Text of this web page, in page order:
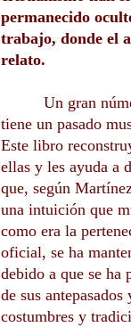
permanecido
trabajo, donde el
relato.
Un gran
tiene un pasado
Este libro
ellas y les ayuda a
que, según
una intuición que
como era la
oficial, se ha
debido a que se ha
de sus
costumbres y